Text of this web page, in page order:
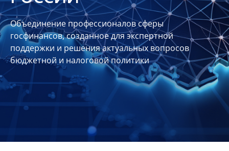
Совет
Союза
Участники
Планы
отчеты
Контакты
Объединение профессионалов сферы
госфинансов, созданное для экспертной
поддержки и решения актуальных вопросов
бюджетной и налоговой политики